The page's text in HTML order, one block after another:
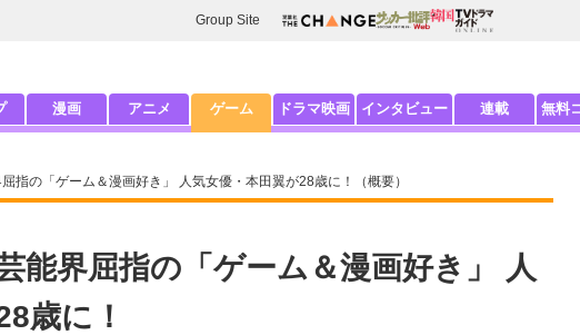
Group Site
漫画 アニメ ゲーム ドラマ映画 インタビュー 連載 無料
屈指の「ゲーム＆漫画好き」 人気女優・本田翼が28歳に！（概要）
能界屈指の「ゲーム＆漫画好き」 人
歳に！